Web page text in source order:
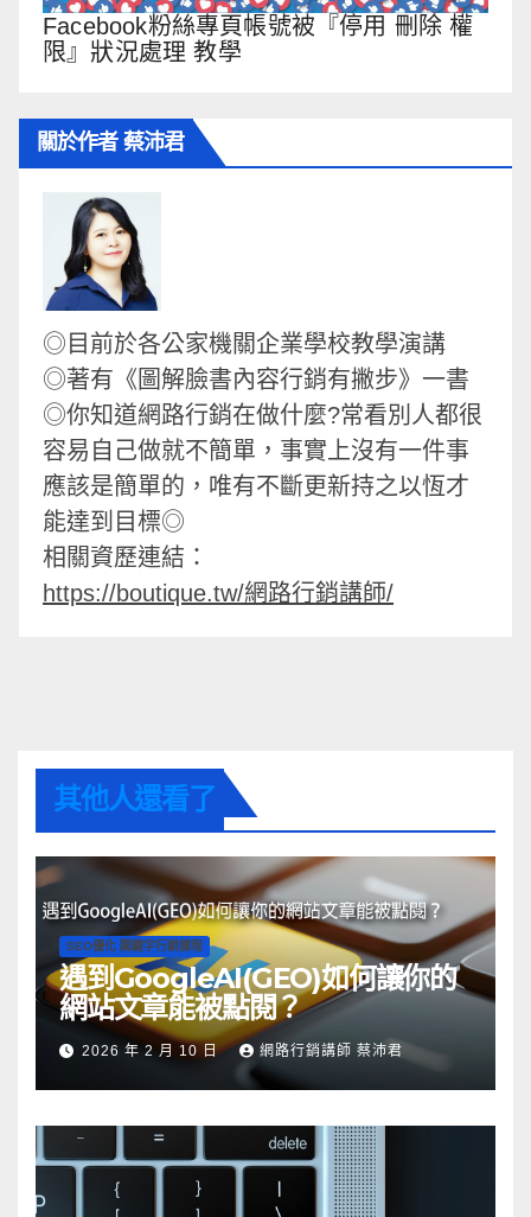
Facebook粉絲專頁帳號被『停用 刪除 權
限』狀況處理 教學
關於作者 蔡沛君
◎目前於各公家機關企業學校教學演講
◎著有《圖解臉書內容行銷有撇步》一書
◎你知道網路行銷在做什麼?常看別人都很
容易自己做就不簡單，事實上沒有一件事
應該是簡單的，唯有不斷更新持之以恆才
能達到目標◎
相關資歷連結：
https://boutique.tw/網路行銷講師/
其他人還看了
SEO優化 關鍵字行銷課程
遇到GoogleAI(GEO)如何讓你的
網站文章能被點閱？
2026 年 2 月 10 日 網路行銷講師 蔡沛君